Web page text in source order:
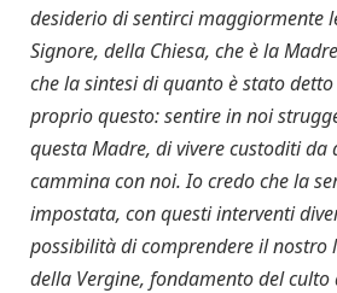
desiderio di sentirci maggiormente
Signore, della Chiesa, che è la
che la sintesi di quanto è stato
proprio questo: sentire in noi
questa Madre, di vivere custoditi da
cammina con noi. Io credo che la
impostata, con questi interventi
possibilità di comprendere il nostro
della Vergine, fondamento del